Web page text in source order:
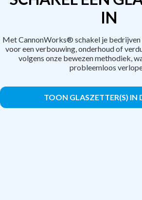
IN
Met CannonWorks® schakel je bedrijven
voor een verbouwing, onderhoud of
volgens onze bewezen methodiek,
probleemloos
TOON GLASZETTER(S) IN